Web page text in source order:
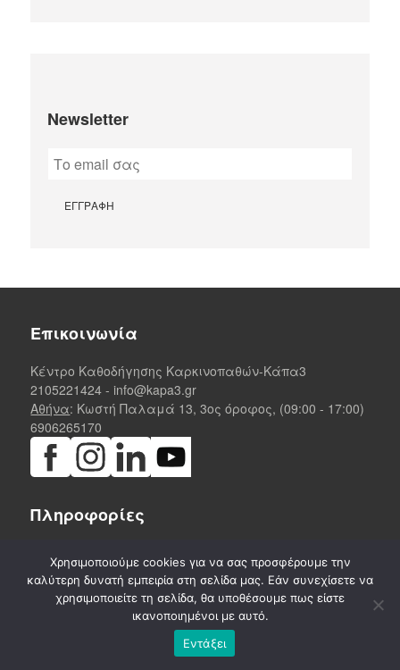
Newsletter
Επικοινωνία
Κέντρο Καθοδήγησης Καρκινοπαθών-Κάπα3
2105221424 - info@kapa3.gr
Αθήνα: Κωστή Παλαμά 13, 3ος όροφος, (09:00 - 17:00)
6906265170
Πληροφορίες
Απαλλαγές & Παροχές
Ογκολογικά Κέντρα, Γενικά Νοσοκομεία & Κοινωνικά
Φαρμακεία
Χρησιμοποιούμε cookies για να σας προσφέρουμε την
καλύτερη δυνατή εμπειρία στη σελίδα μας. Εάν συνεχίσετε να
χρησιμοποιείτε τη σελίδα, θα υποθέσουμε πως είστε
ικανοποιημένοι με αυτό.
Εντάξει